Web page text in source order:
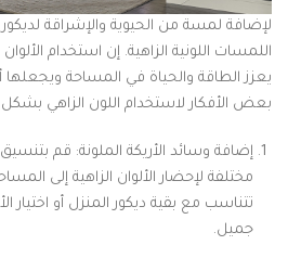
لإضافة لمسة من الحيوية والإشراقة
اللمسات اللونية الزاهية. إن استخدام
يعزز الطاقة والحياة في المساحة ويجعلها
بعض الأفكار لاستخدام اللون الزاهي
إضافة وسائد الأريكة الملونة: قم بتنسيق
مختلفة لإحضار الألوان الزاهية إلى
تتناسب مع بقية ديكور المنزل أو اختيار
جميل.